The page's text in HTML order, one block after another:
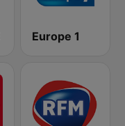
Europe 1